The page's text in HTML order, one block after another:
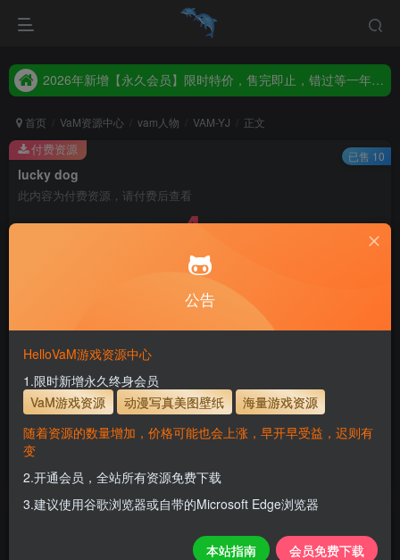
2026年新增【永久会员】限时特价，售完即止，错过等一年！！！
2026年新增【永久会员】限时特价，售完即止，错过等一年！！！
首页 VaM资源中心 vam人物 VAM-YJ 正文
lucky dog
此内容为付费资源，请付费后查看
4
立即购买
主流网盘——高速下载
支付页面打不开或支付后不跳转请联系QQ：3317425885
使用方法
解压后，放进文件夹AddonPackages即可，更多请看本
付费资源 已售 10
公告
HelloVaM游戏资源中心
1.限时新增永久终身会员
VaM游戏资源
动漫写真美图壁纸
海量游戏资源
随着资源的数量增加，价格可能也会上涨，早开早受益，迟则有
变
2.开通会员，全站所有资源免费下载
3.建议使用谷歌浏览器或自带的Microsoft Edge浏览器
本站指南 会员免费下载